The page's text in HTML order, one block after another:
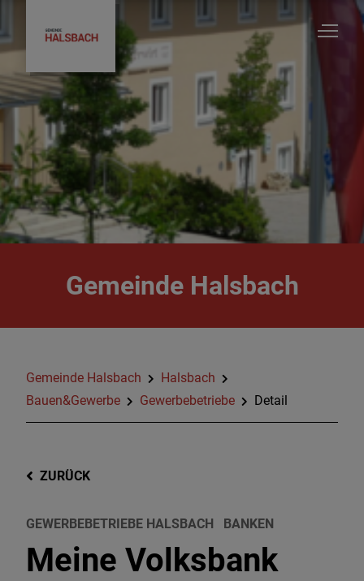
Gemeinde Halsbach
Gemeinde Halsbach
Halsbach
Bauen&Gewerbe
Gewerbebetriebe Detail
ZURÜCK
GEWERBEBETRIEBE HALSBACH BANKEN
Meine Volksbank